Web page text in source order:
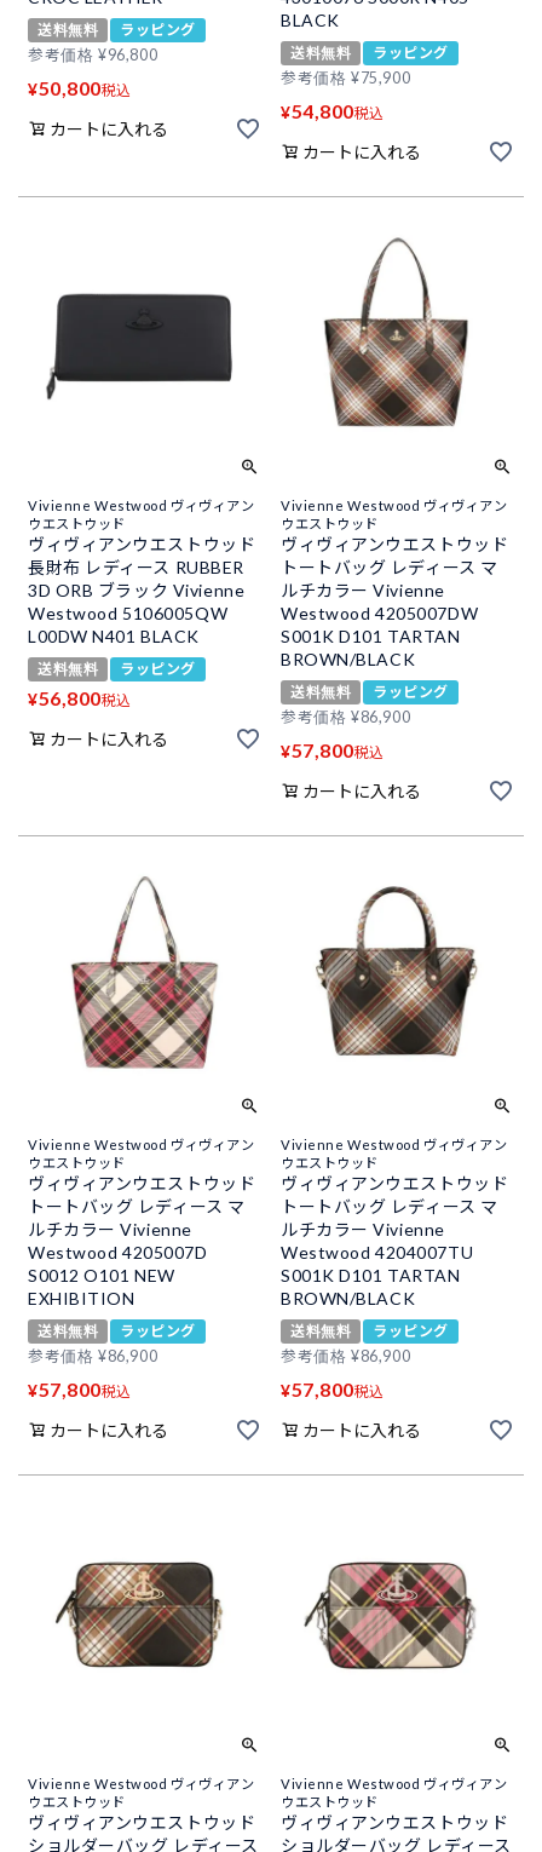
送料無料
ラッピング
参考価格 ¥96,800
¥50,800税込
カートに入れる
BLACK
送料無料
ラッピング
参考価格 ¥75,900
¥54,800税込
カートに入れる
Vivienne Westwood ヴィヴィアン
ウエストウッド
ヴィヴィアンウエストウッド
長財布 レディース RUBBER
3D ORB ブラック Vivienne
Westwood 5106005QW
L00DW N401 BLACK
送料無料 ラッピング
¥56,800税込
カートに入れる
Vivienne Westwood ヴィヴィアン
ウエストウッド
ヴィヴィアンウエストウッド
トートバッグ レディース マ
ルチカラー Vivienne
Westwood 4205007DW
S001K D101 TARTAN
BROWN/BLACK
送料無料
ラッピング
参考価格 ¥86,900
¥57,800税込
カートに入れる
Vivienne Westwood ヴィヴィアン
ウエストウッド
ヴィヴィアンウエストウッド
トートバッグ レディース マ
ルチカラー Vivienne
Westwood 4205007D
S0012 O101 NEW
EXHIBITION
送料無料
ラッピング
参考価格 ¥86,900
¥57,800税込
カートに入れる
Vivienne Westwood ヴィヴィアン
ウエストウッド
ヴィヴィアンウエストウッド
トートバッグ レディース マ
ルチカラー Vivienne
Westwood 4204007TU
S001K D101 TARTAN
BROWN/BLACK
送料無料
ラッピング
参考価格 ¥86,900
¥57,800税込
カートに入れる
Vivienne Westwood ヴィヴィアン
ウエストウッド
ヴィヴィアンウエストウッド
ショルダーバッグ レディース
Vivienne Westwood ヴィヴィアン
ウエストウッド
ヴィヴィアンウエストウッド
ショルダーバッグ レディース